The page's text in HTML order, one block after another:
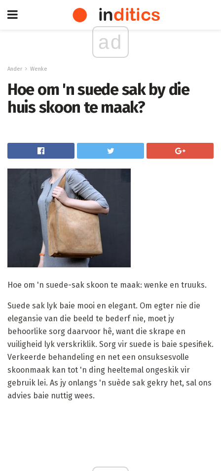
ad
Ander Wenke
Hoe om 'n suede sak by die
huis skoon te maak?
Hoe om 'n suede-sak skoon te maak: wenke en truuks.
Suede sak lyk baie mooi en elegant. Om egter nie die
elegansie van die beeld te bederf nie, moet jy
behoorlike sorg daarvoor hê, want die skrape en
vuiligheid lyk verskriklik. Sorg vir suede is baie spesifiek.
Verkeerde behandeling en net een onsuksesvolle
skoonmaak kan tot 'n ding heeltemal ongeskik vir
gebruik lei. As jy onlangs 'n suède sak gekry het, sal ons
advies baie nuttig wees.